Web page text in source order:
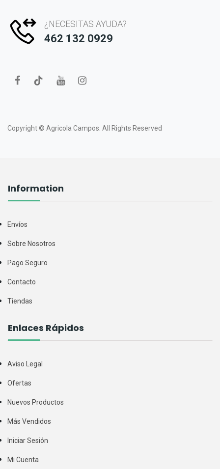
¿NECESITAS AYUDA?
462 132 0929
Copyright © Agricola Campos. All Rights Reserved
Information
Envíos
Sobre Nosotros
Pago Seguro
Contacto
Tiendas
Enlaces Rápidos
Aviso Legal
Ofertas
Nuevos Productos
Más Vendidos
Iniciar Sesión
Mi Cuenta